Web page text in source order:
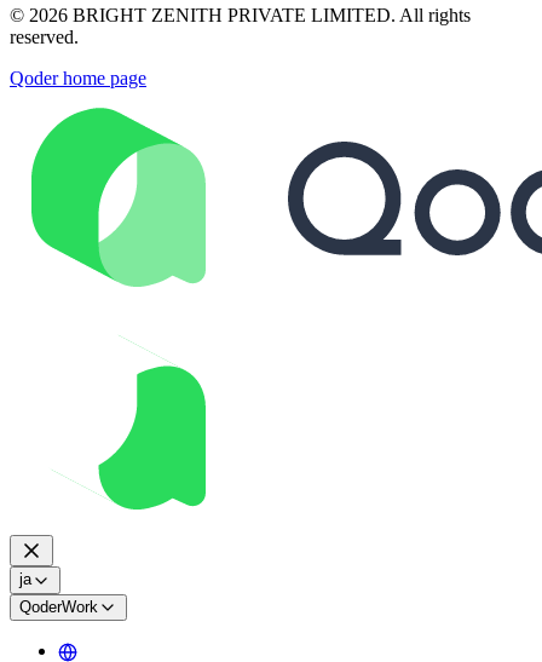
© 2026 BRIGHT ZENITH PRIVATE LIMITED. All rights
reserved.
Qoderhome page
ja
QoderWork